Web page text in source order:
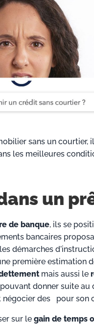
sans un courtier,
les meilleures
un
de banque, ils se
bancaires
démarches
première estimation
mais aussi le
donner suite au
des pour son
sur le gain de temps